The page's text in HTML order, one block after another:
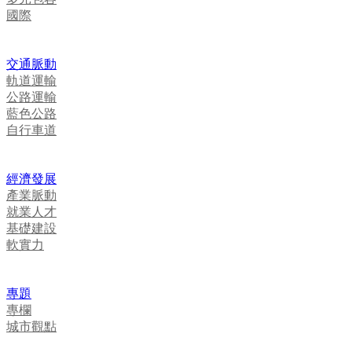
國際
交通脈動
軌道運輸
公路運輸
藍色公路
自行車道
經濟發展
產業脈動
就業人才
基礎建設
軟實力
專題
專欄
城市觀點